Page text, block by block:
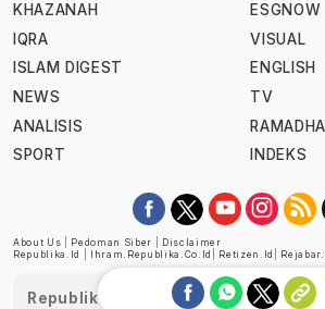
KHAZANAH
IQRA
ISLAM DIGEST
NEWS
ANALISIS
SPORT
ESGNOW
VISUAL
ENGLISH
TV
INDEKS
About Us Pedoman Siber
Disclaimer
Republika.id
Ihram.republika.co.id Retizen.id
Republika telah diverifikasi oleh